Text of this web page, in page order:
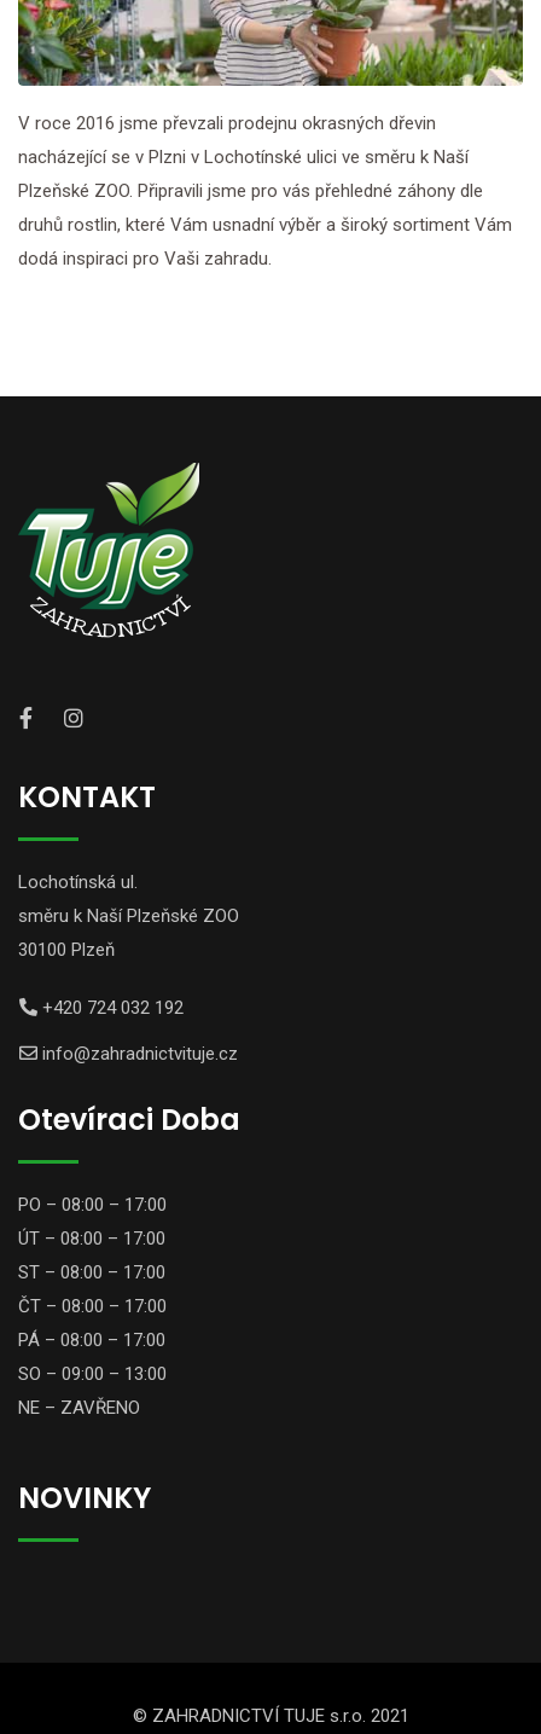
V roce 2016 jsme převzali prodejnu okrasných dřevin
nacházející se v Plzni v Lochotínské ulici ve směru k Naší
Plzeňské ZOO. Připravili jsme pro vás přehledné záhony dle
druhů rostlin, které Vám usnadní výběr a široký sortiment Vám
dodá inspiraci pro Vaši zahradu.
KONTAKT
Lochotínská ul.
směru k Naší Plzeňské ZOO
30100 Plzeň
+420 724 032 192
info@zahradnictvituje.cz
Otevíraci Doba
PO – 08:00 – 17:00
ÚT – 08:00 – 17:00
ST – 08:00 – 17:00
ČT – 08:00 – 17:00
PÁ – 08:00 – 17:00
SO – 09:00 – 13:00
NE – ZAVŘENO
NOVINKY
© ZAHRADNICTVÍ TUJE s.r.o. 2021